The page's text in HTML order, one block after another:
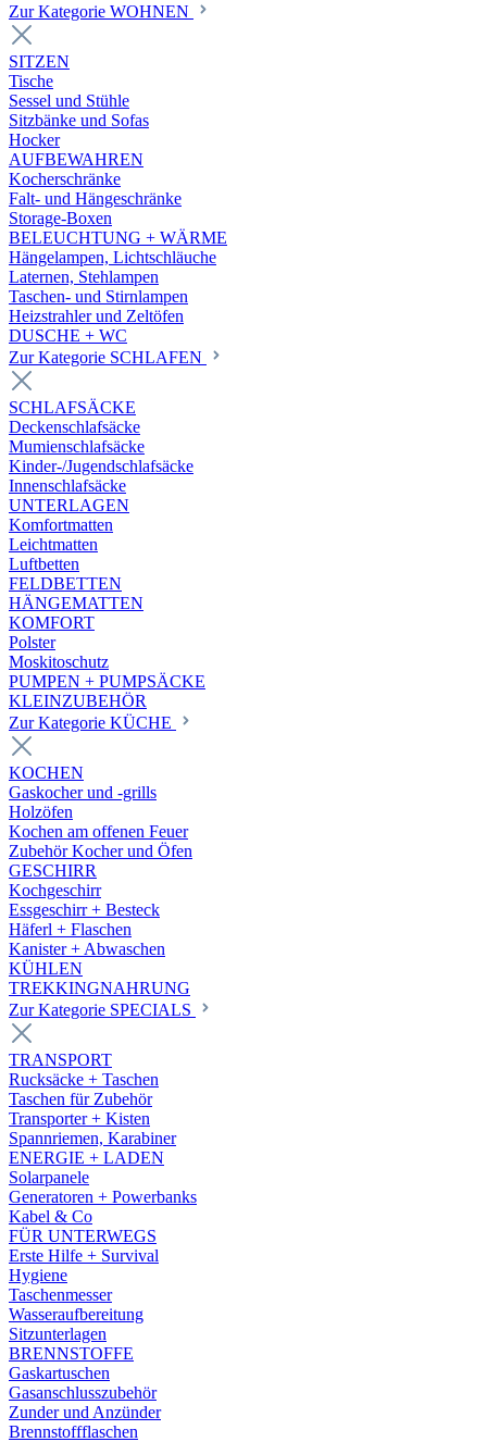
Zur Kategorie WOHNEN
SITZEN
Tische
Sessel und Stühle
Sitzbänke und Sofas
Hocker
AUFBEWAHREN
Kocherschränke
Falt- und Hängeschränke
Storage-Boxen
BELEUCHTUNG + WÄRME
Hängelampen, Lichtschläuche
Laternen, Stehlampen
Taschen- und Stirnlampen
Heizstrahler und Zeltöfen
DUSCHE + WC
Zur Kategorie SCHLAFEN
SCHLAFSÄCKE
Deckenschlafsäcke
Mumienschlafsäcke
Kinder-/Jugendschlafsäcke
Innenschlafsäcke
UNTERLAGEN
Komfortmatten
Leichtmatten
Luftbetten
FELDBETTEN
HÄNGEMATTEN
KOMFORT
Polster
Moskitoschutz
PUMPEN + PUMPSÄCKE
KLEINZUBEHÖR
Zur Kategorie KÜCHE
KOCHEN
Gaskocher und -grills
Holzöfen
Kochen am offenen Feuer
Zubehör Kocher und Öfen
GESCHIRR
Kochgeschirr
Essgeschirr + Besteck
Häferl + Flaschen
Kanister + Abwaschen
KÜHLEN
TREKKINGNAHRUNG
Zur Kategorie SPECIALS
TRANSPORT
Rucksäcke + Taschen
Taschen für Zubehör
Transporter + Kisten
Spannriemen, Karabiner
ENERGIE + LADEN
Solarpanele
Generatoren + Powerbanks
Kabel & Co
FÜR UNTERWEGS
Erste Hilfe + Survival
Hygiene
Taschenmesser
Wasseraufbereitung
Sitzunterlagen
BRENNSTOFFE
Gaskartuschen
Gasanschlusszubehör
Zunder und Anzünder
Brennstoffflaschen